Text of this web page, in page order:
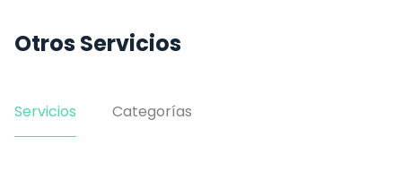
Otros Servicios
Servicios Categorías